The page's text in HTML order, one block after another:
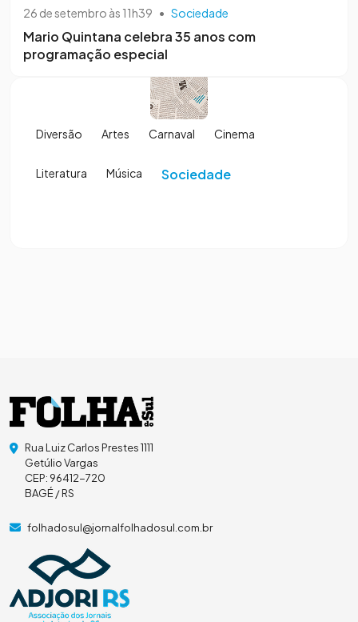
26 de setembro às 11h39 • Sociedade
Mario Quintana celebra 35 anos com
programação especial
Diversão Artes Carnaval Cinema
Literatura Música Sociedade
Rua Luiz Carlos Prestes 1111
Getúlio Vargas
CEP: 96412-720
BAGÉ / RS
folhadosul@jornalfolhadosul.com.br